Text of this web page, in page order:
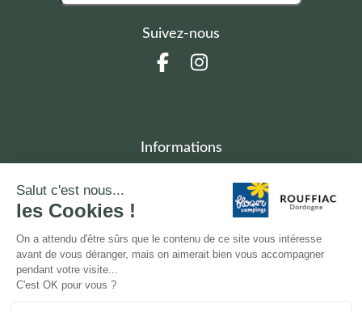
Suivez-nous
Informations
+33(0)5 53 52 68 79